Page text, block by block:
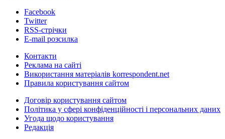
Facebook
Twitter
RSS-стрічки
E-mail розсилка
Контакти
Реклама на сайті
Використання матеріалів korrespondent.net
Правила користування сайтом
Договір користування сайтом
Політика у сфері конфіденційності і персональних даних
Угода щодо користування
Редакція